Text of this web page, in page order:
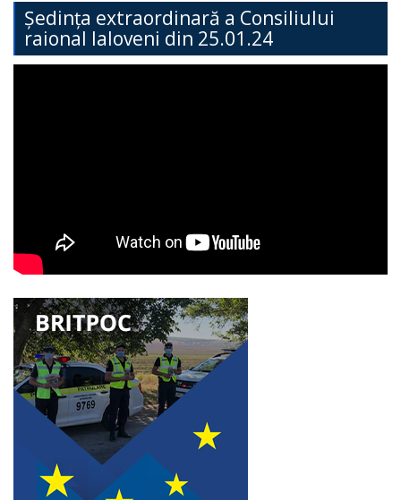
Ședința extraordinară a Consiliului
raional Ialoveni din 25.01.24